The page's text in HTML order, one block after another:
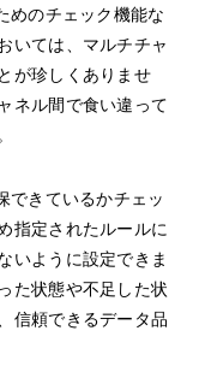
めのチェック機能な
いては、マルチチャ
が珍しくありませ
ネル間で食い違って
できているかチェッ
指定されたルールに
いように設定できま
た状態や不足した状
信頼できるデータ品